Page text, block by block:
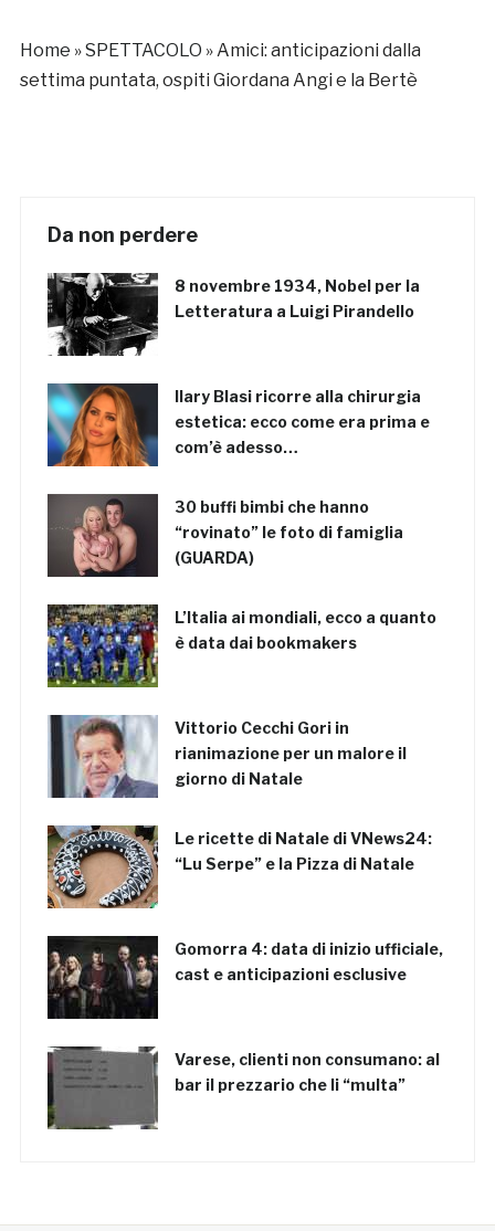
Home »SPETTACOLO »Amici: anticipazioni dalla
settima puntata, ospiti Giordana Angi e la Bertè
Da non perdere
8 novembre 1934, Nobel per la
Letteratura a Luigi Pirandello
Ilary Blasi ricorre alla chirurgia
estetica: ecco come era prima e
com’è adesso…
30 buffi bimbi che hanno
“rovinato” le foto di famiglia
(GUARDA)
L’Italia ai mondiali, ecco a quanto
è data dai bookmakers
Vittorio Cecchi Gori in
rianimazione per un malore il
giorno di Natale
Le ricette di Natale di VNews24:
“Lu Serpe” e la Pizza di Natale
Gomorra 4: data di inizio ufficiale,
cast e anticipazioni esclusive
Varese, clienti non consumano: al
bar il prezzario che li “multa”